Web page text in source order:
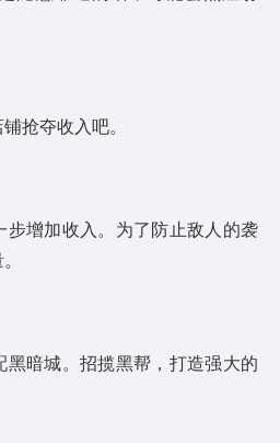
抢夺收入吧。
增加收入。为了防止敌人的袭
暗城。招揽黑帮，打造强大的